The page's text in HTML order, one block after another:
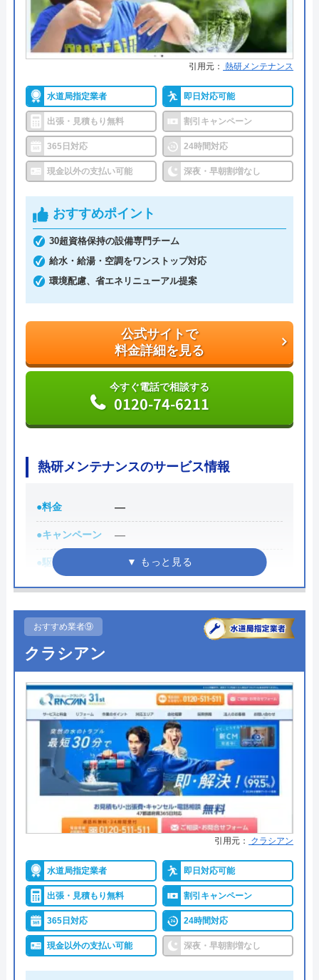
水PROがおすすめの理由
水PROは、即日対応可能でスピーディーな対応が特
徴的な業者です。
地域に精通したエリア担当作業員がいるため、夜間
も含めて電話をしてから2～3分で手配、最速15分で
駆け付けてくれます。
が、現地見積もり・出張費・追加請求は0円になり
ます。
明朗会計ですので、万が一追加の作業が必要となっ
た場合でも了承を得てからの作業になり、適切な作
業料金を案内してくれます。
水PROは迅速な対応に加えて安心できる料金案内を
公式サイトで
料金詳細を見る
0120-688-744
水PROの基本情報
運営会社 株式会社スイドウサービス
代表者 山下道男
創業・設立
本社所在地
対応エリア
引用元： 熱研メンテナンス
水道局指定業者 即日対応可能
出張・見積もり無料 割引キャンペーン
365日対応 24時間対応
現金以外の支払い可能 深夜・早朝割増なし
おすすめポイント
30超資格保持の設備専門チーム
給水・給湯・空調をワンストップ対応
環境配慮、省エネリニューアル提案
公式サイトで
料金詳細を見る
今すぐ電話で相談する
0120-74-6211
熱研メンテナンスのサービス情報
●料金 ―
●キャンペーン ―
●駆けつけ時間
●受付時間 ―
●定休日
●出張見積もり
●支払い方法 ―
●累計実績
●保証・保険
詳細は公式HPでご確認ください
熱研メンテナンスがおすすめの理由
熱研メンテナンスは排水管のつまり・水漏れなどの
トラブルだけではなくトイレや給湯器、給水管の工
事なども幅広く対応できる水道業者です。
富士吉田市や富士河口湖町などの水道局指定給水装
置工事事業者として登録されているため、技術はし
っかりしています。
おすすめ業者⑨
クラシアン
引用元： クラシアン
水道局指定業者 即日対応可能
出張・見積もり無料 割引キャンペーン
365日対応 24時間対応
現金以外の支払い可能 深夜・早朝割増なし